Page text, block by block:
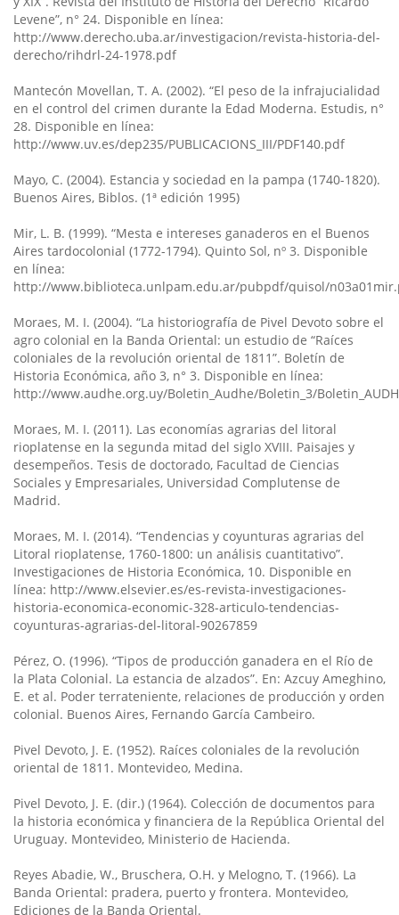
Levene”, n° 24. Disponible en línea:
http://www.derecho.uba.ar/investigacion/revista-historia-del-
derecho/rihdrl-24-1978.pdf
Mantecón Movellan, T. A. (2002). “El peso de la infrajucialidad
en el control del crimen durante la Edad Moderna. Estudis, n°
28. Disponible en línea:
http://www.uv.es/dep235/PUBLICACIONS_III/PDF140.pdf
Mayo, C. (2004). Estancia y sociedad en la pampa (1740-1820).
Buenos Aires, Biblos. (1ª edición 1995)
Mir, L. B. (1999). “Mesta e intereses ganaderos en el Buenos
Aires tardocolonial (1772-1794). Quinto Sol, nº 3. Disponible
en línea:
http://www.biblioteca.unlpam.edu.ar/pubpdf/quisol/
Moraes, M. I. (2004). “La historiografía de Pivel Devoto sobre el
agro colonial en la Banda Oriental: un estudio de “Raíces
coloniales de la revolución oriental de 1811”. Boletín de
Historia Económica, año 3, n° 3. Disponible en línea:
http://www.audhe.org.uy/Boletin_Audhe/Boletin_3/
Moraes, M. I. (2011). Las economías agrarias del litoral
rioplatense en la segunda mitad del siglo XVIII. Paisajes y
desempeños. Tesis de doctorado, Facultad de Ciencias
Sociales y Empresariales, Universidad Complutense de
Madrid.
Moraes, M. I. (2014). “Tendencias y coyunturas agrarias del
Litoral rioplatense, 1760-1800: un análisis cuantitativo”.
Investigaciones de Historia Económica, 10. Disponible en
línea: http://www.elsevier.es/es-revista-investigaciones-
historia-economica-economic-328-articulo-tendencias-
coyunturas-agrarias-del-litoral-90267859
Pérez, O. (1996). “Tipos de producción ganadera en el Río de
la Plata Colonial. La estancia de alzados”. En: Azcuy Ameghino,
E. et al. Poder terrateniente, relaciones de producción y orden
colonial. Buenos Aires, Fernando García Cambeiro.
Pivel Devoto, J. E. (1952). Raíces coloniales de la revolución
oriental de 1811. Montevideo, Medina.
Pivel Devoto, J. E. (dir.) (1964). Colección de documentos para
la historia económica y financiera de la República Oriental del
Uruguay. Montevideo, Ministerio de Hacienda.
Reyes Abadie, W., Bruschera, O.H. y Melogno, T. (1966). La
Banda Oriental: pradera, puerto y frontera. Montevideo,
Ediciones de la Banda Oriental.